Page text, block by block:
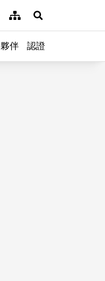
網站導覽展開搜尋
夥伴 認證